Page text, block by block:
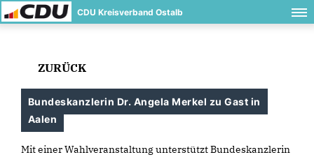
CDU Kreisverband Ostalb
ZURÜCK
Bundeskanzlerin Dr. Angela Merkel zu Gast in
Aalen
Mit einer Wahlveranstaltung unterstützt Bundeskanzlerin